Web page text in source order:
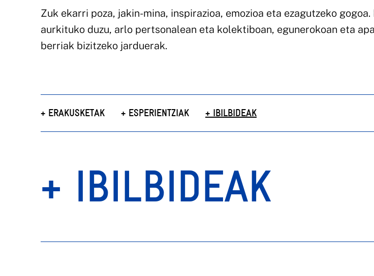
Zuk ekarri poza, jakin-mina, inspirazioa, emozioa eta ezagutzeko
aurkituko duzu, arlo pertsonalean eta kolektiboan, egunerokoan eta
berriak bizitzeko jarduerak.
+ ERAKUSKETAK + ESPERIENTZIAK + IBILBIDEAK
+ IBILBIDEAK